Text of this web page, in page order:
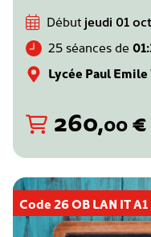
Début jeudi 01
25 séances de
Lycée Paul
260,00€
Code 26 OB LAN IT A1